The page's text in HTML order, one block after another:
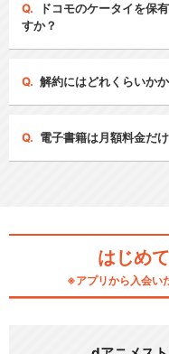
ドコモのケータイを保
すか？
解約にはどれくらいか
電子書籍は月額料金だ
はじめ
※アプリから入会い